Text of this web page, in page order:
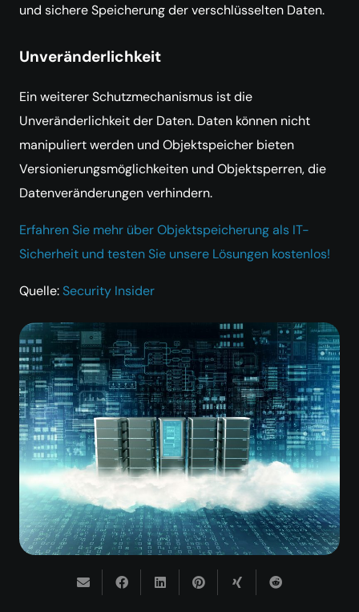
und sichere Speicherung der verschlüsselten Daten.
Unveränderlichkeit
Ein weiterer Schutzmechanismus ist die
Unveränderlichkeit der Daten. Daten können nicht
manipuliert werden und Objektspeicher bieten
Versionierungsmöglichkeiten und Objektsperren, die
Datenveränderungen verhindern.
Erfahren Sie mehr über Objektspeicherung als IT-
Sicherheit und testen Sie unsere Lösungen kostenlos!
Quelle:Security Insider